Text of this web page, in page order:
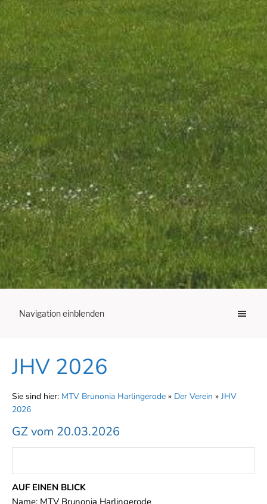
Navigation einblenden
JHV 2026
Sie sind hier: MTV Brunonia Harlingerode » Der Verein » JHV
2026
GZ vom 20.03.2026
AUF EINEN BLICK
Name: MTV Brunonia Harlingerode